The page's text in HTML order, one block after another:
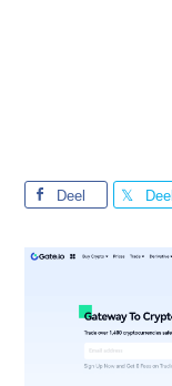
Deel Deel